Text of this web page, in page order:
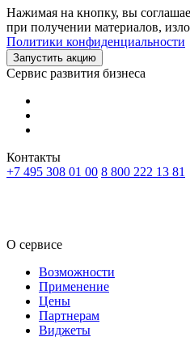
Нажимая на кнопку, вы
при получении материалов,
Политики конфиденциальности
Запустить акцию
Сервис развития бизнеса
Контакты
+7 495 308 01 00 8 800 222 13 81
О сервисе
Возможности
Применение
Цены
Партнерам
Виджеты